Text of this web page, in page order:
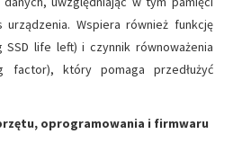
Wspiera również funkcję
SSD life left) i czynnik równoważenia
factor), który pomaga przedłużyć
oprogramowania i firmwaru